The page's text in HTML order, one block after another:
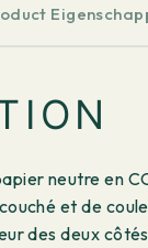
neutre en
et de
des deux